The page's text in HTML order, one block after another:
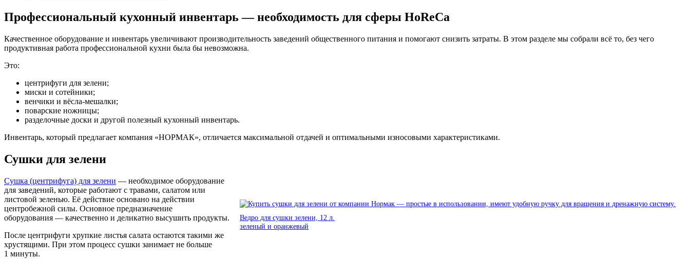
Профессиональный кухонный инвентарь — необходимость для сферы HoReCa
Качественное оборудование и инвентарь увеличивают производительность заведений общественного питания и помогают снизить затраты. В этом разделе мы собрали всё то, без чего
продуктивная работа профессиональной кухни была бы невозможна.
Это:
центрифуги для зелени;
миски и сотейники;
венчики и вёсла-мешалки;
поварские ножницы;
разделочные доски и другой полезный кухонный инвентарь.
Инвентарь, который предлагает компания «НОРМАК», отличается максимальной отдачей и оптимальными износовыми характеристиками.
Сушки для зелени
Ведро для сушки зелени, 12 л.
зеленый и оранжевый
Сушка (центрифуга) для зелени — необходимое оборудование
для заведений, которые работают с травами, салатом или
листовой зеленью. Её действие основано на действии
центробежной силы. Основное предназначение
оборудования — качественно и деликатно высушить продукты.
После центрифуги хрупкие листья салата остаются такими же
хрустящими. При этом процесс сушки занимает не больше
1 минуты.